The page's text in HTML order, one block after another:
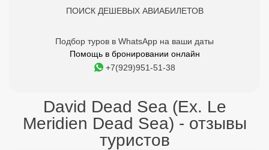
ПОИСК ДЕШЕВЫХ АВИАБИЛЕТОВ
Подбор туров в WhatsApp на ваши даты
Помощь в бронировании онлайн
+7(929)951-51-38
David Dead Sea (Ex. Le
Meridien Dead Sea) - отзывы
туристов